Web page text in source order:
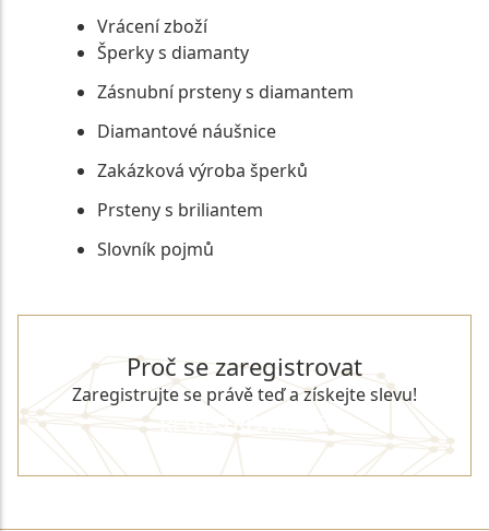
Vrácení zboží
Šperky s diamanty
Zásnubní prsteny s diamantem
Diamantové náušnice
Zakázková výroba šperků
Prsteny s briliantem
Slovník pojmů
Proč se zaregistrovat
Zaregistrujte se právě teď a získejte slevu!
REGISTROVAT SE